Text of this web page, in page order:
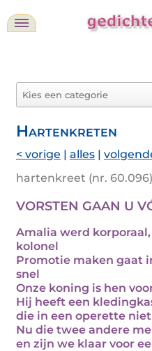
Hartenkreten
< vorige | alles |
hartenkreet (nr.
VORSTEN GAAN U
Amalia werd
kolonel
Promotie maken gaat
snel
Onze koning is hen
Hij heeft een
die in een operette
Nu die twee andere
en zijn we klaar voor